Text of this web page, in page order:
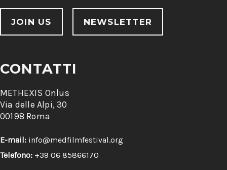
JOIN US NEWSLETTER
CONTATTI
METHEXIS Onlus
Via delle Alpi, 30
00198 Roma
E-mail: info@medfilmfestival.org
Telefono: +39 06 85866170